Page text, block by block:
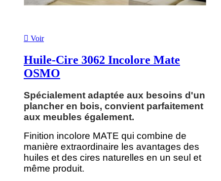
 Voir
Huile-Cire 3062 Incolore Mate
OSMO
Spécialement adaptée aux besoins d'un
plancher en bois, convient parfaitement
aux meubles également.
Finition incolore MATE qui combine de
manière extraordinaire les avantages des
huiles et des cires naturelles en un seul et
même produit.